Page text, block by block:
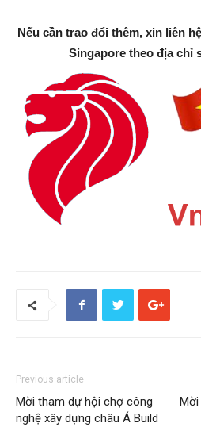
Nếu cần trao đổi thêm, xin liên
Singapore theo địa chỉ
Previous article
Mời tham dự hội chợ công
nghệ xây dựng châu Á Build